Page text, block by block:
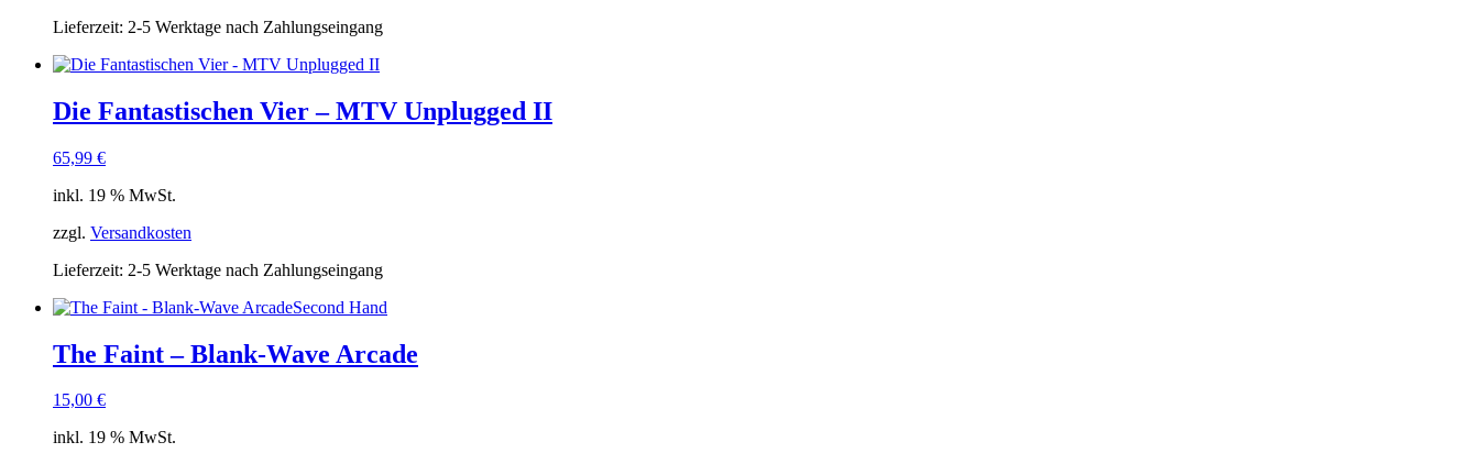
Lieferzeit: 2-5 Werktage nach Zahlungseingang
Die Fantastischen Vier – MTV Unplugged II
65,99 €
inkl. 19 % MwSt.
zzgl. Versandkosten
Lieferzeit: 2-5 Werktage nach Zahlungseingang
Second Hand
The Faint – Blank-Wave Arcade
15,00 €
inkl. 19 % MwSt.